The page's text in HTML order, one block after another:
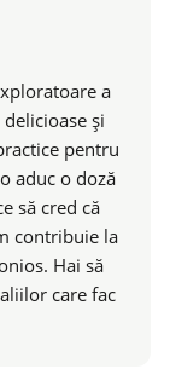
a
și
pentru
aduc o doză
să cred că
contribuie la
Hai să
care fac